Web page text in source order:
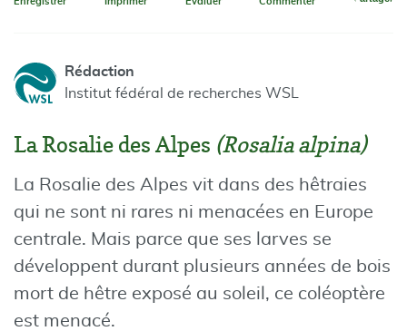
Rédaction
Institut fédéral de recherches WSL
La Rosalie des Alpes (Rosalia alpina)
La Rosalie des Alpes vit dans des hêtraies
qui ne sont ni rares ni menacées en Europe
centrale. Mais parce que ses larves se
développent durant plusieurs années de bois
mort de hêtre exposé au soleil, ce coléoptère
est menacé.